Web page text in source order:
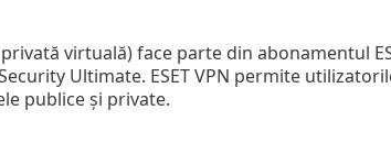
virtuală) face parte din abonamentul
Ultimate. ESET VPN permite
publice și private.